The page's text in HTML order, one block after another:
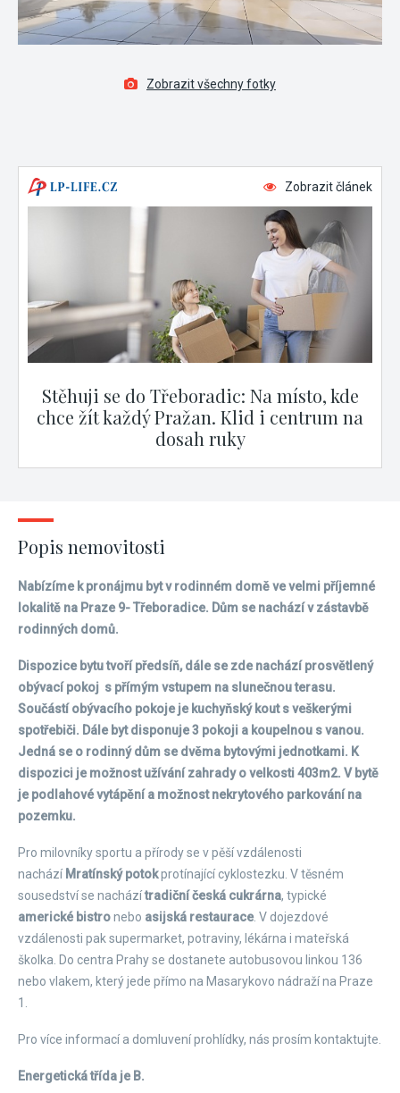
Zobrazit všechny fotky
Zobrazit článek
Stěhuji se do Třeboradic: Na místo, kde
chce žít každý Pražan. Klid i centrum na
dosah ruky
Popis nemovitosti
Nabízíme k pronájmu byt v rodinném domě ve velmi příjemné
lokalitě na Praze 9- Třeboradice. Dům se nachází v zástavbě
rodinných domů.
Dispozice bytu tvoří předsíň, dále se zde nachází prosvětlený
obývací pokoj s přímým vstupem na slunečnou terasu.
Součástí obývacího pokoje je kuchyňský kout s veškerými
spotřebiči. Dále byt disponuje 3 pokoji a koupelnou s vanou.
Jedná se o rodinný dům se dvěma bytovými jednotkami. K
dispozici je možnost užívání zahrady o velkosti 403m2. V bytě
je podlahové vytápění a možnost nekrytového parkování na
pozemku.
Pro milovníky sportu a přírody se v pěší vzdálenosti
nachází Mratínský potokprotínající cyklostezku. V těsném
sousedství se nacházítradiční česká cukrárna, typické
americké bistronebo asijská restaurace. V dojezdové
vzdálenosti pak supermarket, potraviny, lékárna i mateřská
školka. Do centra Prahy se dostanete autobusovou linkou 136
nebo vlakem, který jede přímo na Masarykovo nádraží na Praze
1.
Pro více informací a domluvení prohlídky, nás prosím kontaktujte.
Energetická třída je B.